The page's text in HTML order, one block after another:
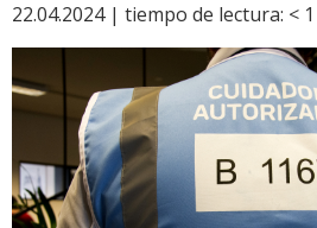
22.04.2024 | tiempo de lectura: < 1